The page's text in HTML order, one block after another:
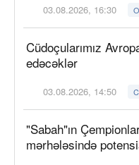
03.08.2026, 16:30
Cüdoçularımız
edəcəklər
03.08.2026, 14:50
"Sabah"ın
mərhələsində